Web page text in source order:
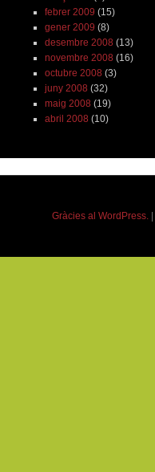
febrer 2009 (15)
gener 2009 (8)
desembre 2008 (13)
novembre 2008 (16)
octubre 2008 (3)
juny 2008 (32)
maig 2008 (19)
abril 2008 (10)
Gràcies al WordPress.